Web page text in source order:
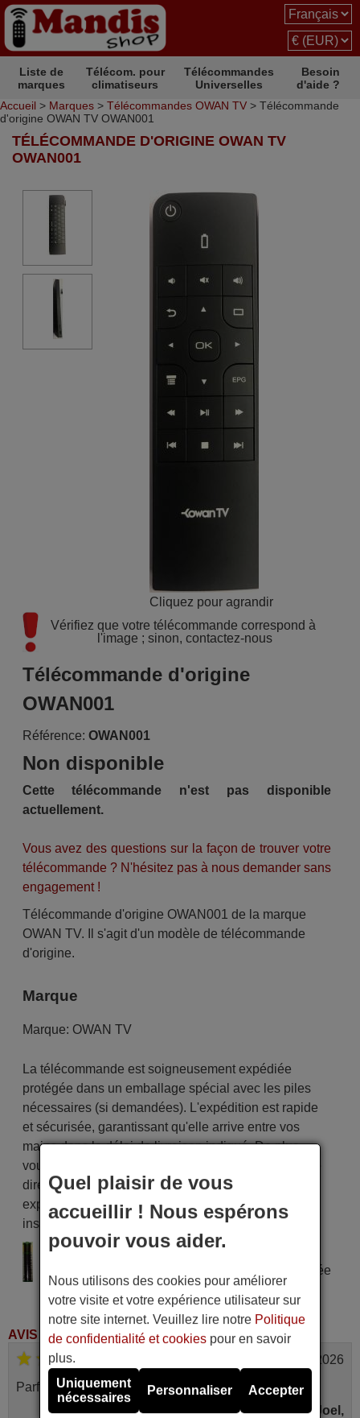
Liste de
marques
Télécom. pour
climatiseurs
Télécommandes
Universelles
Besoin
d'aide ?
Accueil > Marques > Télécommandes OWAN TV > Télécommande
d'origine OWAN TV OWAN001
TÉLÉCOMMANDE D'ORIGINE OWAN TV
OWAN001
Cliquez pour agrandir
Vérifiez que votre télécommande correspond à
l'image ; sinon, contactez-nous
Télécommande d'origine
OWAN001
Référence: OWAN001
Non disponible
Cette télécommande n'est pas disponible
actuellement.
Vous avez des questions sur la façon de trouver votre
télécommande ? N'hésitez pas à nous demander sans
engagement !
Télécommande d'origine OWAN001 de la marque
OWAN TV. Il s'agit d'un modèle de télécommande
d'origine.
Marque
Marque: OWAN TV
La télécommande est soigneusement expédiée
protégée dans un emballage spécial avec les piles
nécessaires (si demandées). L'expédition est rapide
et sécurisée, garantissant qu'elle arrive entre vos
mains dans le délai de livraison indiqué. De plus,
vous recevrez la commodité de recevoir votre facture
directement par courrier électronique. Votre
expérience d'achat sera impeccable dès le premier
instant !
Alimentation : 2 piles type AAA
Pile alcaline type AAA LR06 tension 1,5 V utilisée
dans la grande majorité de télécommandes.
AVIS DES CLIENTS
juin 2026
Parfait.. je recommande..!
Joel,
Quel plaisir de vous
accueillir ! Nous espérons
pouvoir vous aider.
Nous utilisons des cookies pour améliorer
votre visite et votre expérience utilisateur sur
notre site internet. Veuillez lire notre Politique
de confidentialité et cookies pour en savoir
plus.
Uniquement
nécessaires
Personnaliser Accepter